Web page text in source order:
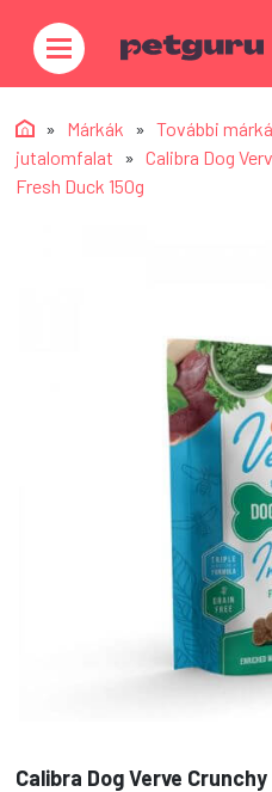
» Márkák » További
jutalomfalat » Calibra Dog
Fresh Duck 150g
Calibra Dog Verve